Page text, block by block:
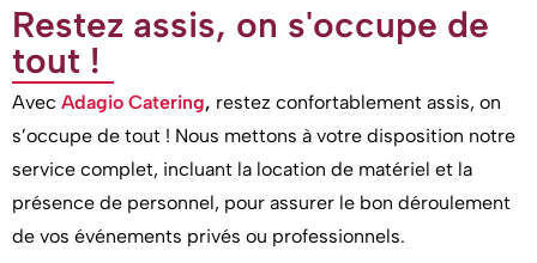
Restez assis, on s'occupe de
tout !
Avec Adagio Catering, restez confortablement assis, on
s’occupe de tout ! Nous mettons à votre disposition notre
service complet, incluant la location de matériel et la
présence de personnel, pour assurer le bon déroulement
de vos événements privés ou professionnels.